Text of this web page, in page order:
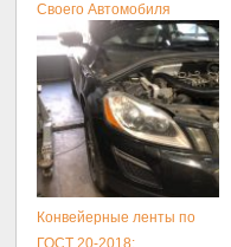
Своего Автомобиля
Конвейерные ленты по
ГОСТ 20-2018: